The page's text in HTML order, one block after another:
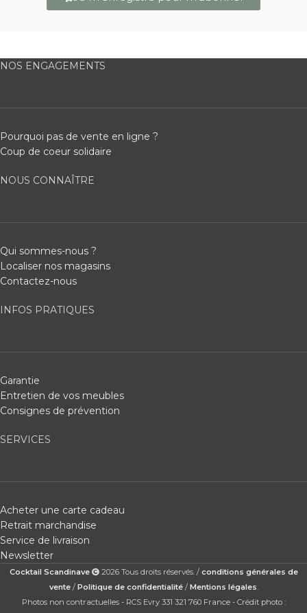
NOS ENGAGEMENTS
Pourquoi pas de vente en ligne ?
Coup de coeur solidaire
NOUS CONNAÎTRE
Qui sommes-nous ?
Localiser nos magasins
Contactez-nous
INFOS PRATIQUES
Garantie
Entretien de vos meubles
Consignes de prévention
SERVICES
Acheter une carte cadeau
Retrait marchandise
Service de livraison
Newsletter
Cocktail Scandinave 2026 Tous droits réservés. / conditions générales de
vente/ Politique de confidentialité/ Mentions légales.
Photos non contractuelles - RCS Evry 331 321 760 France - Crédit photo :